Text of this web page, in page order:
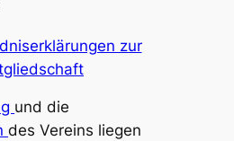
zur
und die
des Vereins liegen